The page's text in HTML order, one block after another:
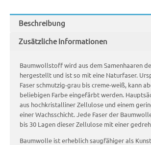
Beschreibung
Zusätzliche Informationen
Baumwollstoff wird aus dem Samenhaaren
hergestellt und ist so mit eine Naturfaser.
Faser schmutzig-grau bis creme-weiß, kann
beliebigen Farbe eingefärbt werden.
aus hochkristalliner Zellulose und einem
einer Wachsschicht. Jede Faser der
bis 30 Lagen dieser Zellulose mit einer
Baumwolle ist erheblich saugfähiger als